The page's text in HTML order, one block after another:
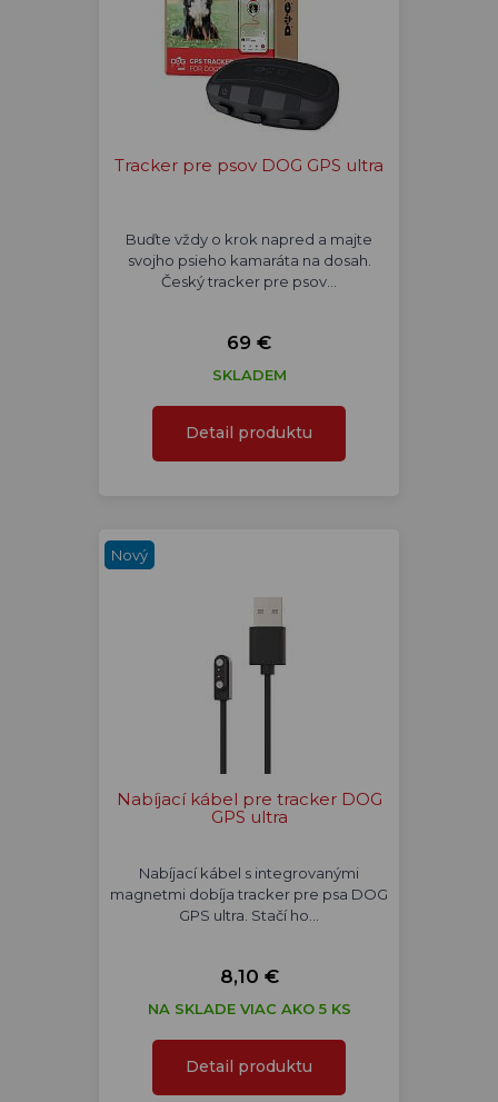
Tracker pre psov DOG GPS ultra
Buďte vždy o krok napred a majte
svojho psieho kamaráta na dosah.
Český tracker pre psov…
69 €
SKLADEM
Detail produktu
Nový
Nabíjací kábel pre tracker DOG
GPS ultra
Nabíjací kábel s integrovanými
magnetmi dobíja tracker pre psa DOG
GPS ultra. Stačí ho…
8,10 €
NA SKLADE VIAC AKO 5 KS
Detail produktu